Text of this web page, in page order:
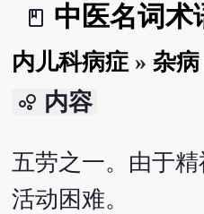
book_2
中医名词术
内儿科病症» 杂病
bubble_chart 内容
五劳之一。由于
活动困难。